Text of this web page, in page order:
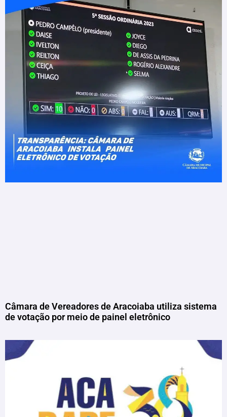
Câmara de Vereadores de Aracoiaba utiliza sistema
de votação por meio de painel eletrônico